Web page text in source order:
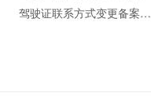
驾驶证联系方式变更备案（县级权限）